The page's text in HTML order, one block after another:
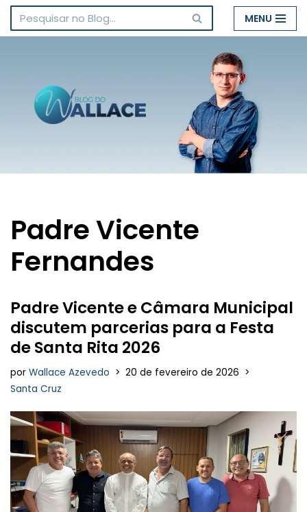
Pular
conteúdo
MENU
Padre Vicente
Fernandes
Padre Vicente e Câmara Municipal
discutem parcerias para a Festa
de Santa Rita 2026
por Wallace Azevedo
20 de fevereiro de 2026
Santa Cruz